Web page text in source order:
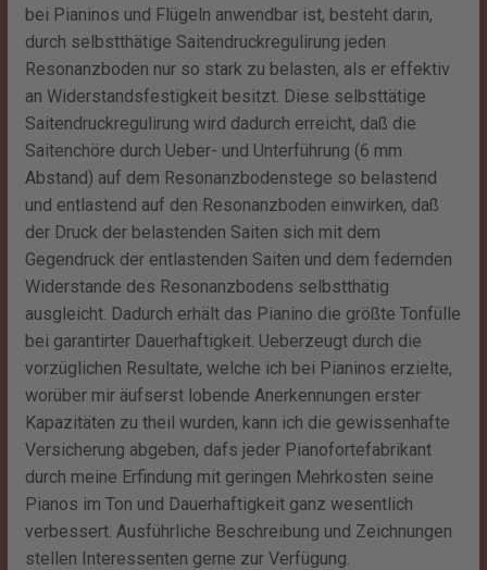
bei Pianinos und Flügeln anwendbar ist, besteht darin,
durch selbstthätige Saitendruckregulirung jeden
Resonanzboden nur so stark zu belasten, als er effektiv
an Widerstandsfestigkeit besitzt. Diese selbsttätige
Saitendruckregulirung wird dadurch erreicht, daß die
Saitenchöre durch Ueber- und Unterführung (6 mm
Abstand) auf dem Resonanzbodenstege so belastend
und entlastend auf den Resonanzboden einwirken, daß
der Druck der belastenden Saiten sich mit dem
Gegendruck der entlastenden Saiten und dem federnden
Widerstande des Resonanzbodens selbstthätig
ausgleicht. Dadurch erhält das Pianino die größte Tonfülle
bei garantirter Dauerhaftigkeit. Ueberzeugt durch die
vorzüglichen Resultate, welche ich bei Pianinos erzielte,
worüber mir äufserst lobende Anerkennungen erster
Kapazitäten zu theil wurden, kann ich die gewissenhafte
Versicherung abgeben, dafs jeder Pianofortefabrikant
durch meine Erfindung mit geringen Mehrkosten seine
Pianos im Ton und Dauerhaftigkeit ganz wesentlich
verbessert. Ausführliche Beschreibung und Zeichnungen
stellen Interessenten gerne zur Verfügung.